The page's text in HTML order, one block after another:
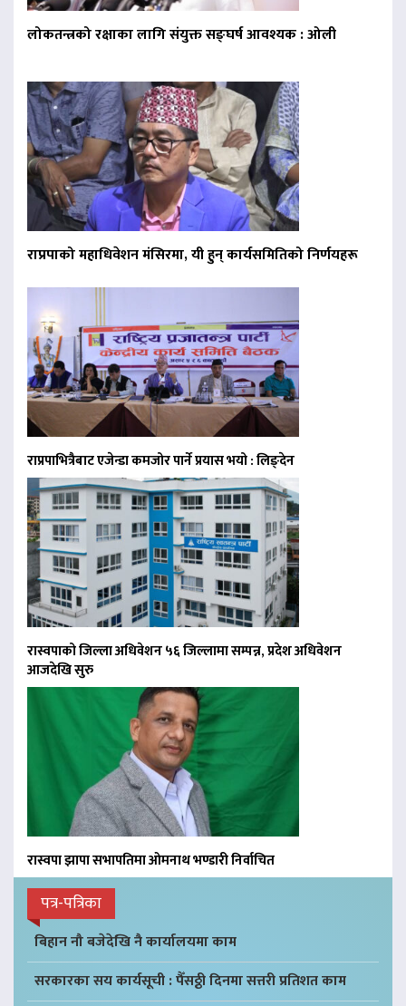
लोकतन्त्रको रक्षाका लागि संयुक्त सङ्घर्ष आवश्यक : ओली
राप्रपाको महाधिवेशन मंसिरमा, यी हुन् कार्यसमितिको निर्णयहरू
राप्रपाभित्रैबाट एजेन्डा कमजोर पार्ने प्रयास भयो : लिङ्देन
रास्वपाको जिल्ला अधिवेशन ५६ जिल्लामा सम्पन्न, प्रदेश अधिवेशन
आजदेखि सुरु
रास्वपा झापा सभापतिमा ओमनाथ भण्डारी निर्वाचित
पत्र-पत्रिका
बिहान नौ बजेदेखि नै कार्यालयमा काम
सरकारका सय कार्यसूची : पैँसठ्ठी दिनमा सत्तरी प्रतिशत काम